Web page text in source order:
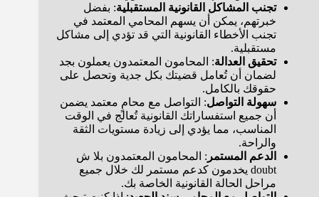
تجنب المشاكل القانونية المستقبلية: بفضل
خبرتهم، يمكن أن يسهم المحامي المعتمد في
تجنب الأخطاء القانونية التي قد تؤدي إلى مشاكل
مستقبلية.
تحقيق العدالة: المحامون المعتمدون يعملون بجد
لضمان أن تُعامل قضيتك بكل جدية وتحصل على
حقوقك بالكامل.
سهولة التواصل: التواصل مع محامٍ معتمد يضمن
أن جميع استفساراتك القانونية تُعالج في الوقت
المناسب، مما يؤدي إلى زيادة مستويات الثقة
والراحة.
الدعم المستمر : المحامون المعتمدون بلا ش
doubt يخدمون كدعم مستمر لك خلال جميع
مراحل الحالة القانونية الخاصة بك.